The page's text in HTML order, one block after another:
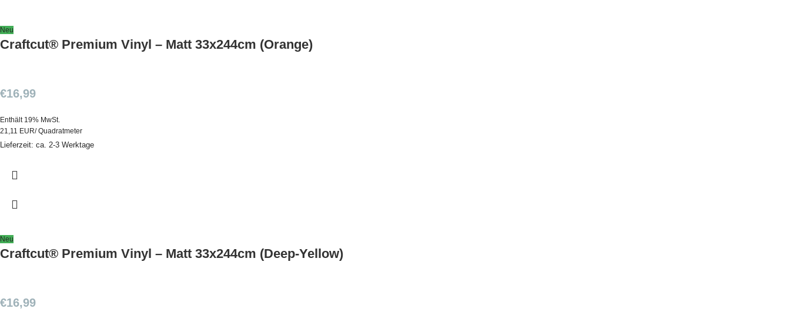
Neu
Craftcut® Premium Vinyl – Matt 33x244cm (Orange)
€16,99
Enthält 19% MwSt.
21,11 EUR/ Quadratmeter
Lieferzeit: ca. 2-3 Werktage
Neu
Craftcut® Premium Vinyl – Matt 33x244cm (Deep-Yellow)
€16,99